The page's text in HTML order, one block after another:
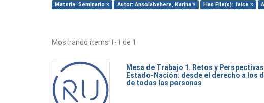
Materia: Seminario ×
Autor: Ansolabehere, Karina × Has File(s): false ×
Mostrando ítems 1-1 de 1
Mesa de Trabajo 1. Retos y Perspectivas
Estado-Nación: desde el derecho a los
de todas las personas